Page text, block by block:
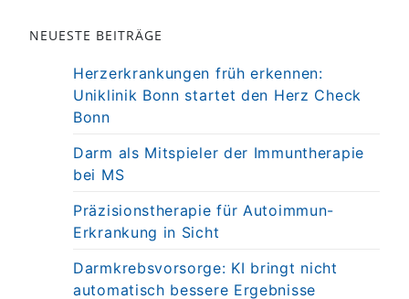
NEUESTE BEITRÄGE
Herzerkrankungen früh erkennen:
Uniklinik Bonn startet den Herz Check
Bonn
Darm als Mitspieler der Immuntherapie
bei MS
Präzisionstherapie für Autoimmun-
Erkrankung in Sicht
Darmkrebsvorsorge: KI bringt nicht
automatisch bessere Ergebnisse